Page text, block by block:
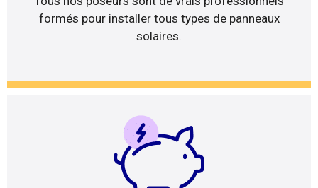
formés pour installer tous types de panneaux
solaires.